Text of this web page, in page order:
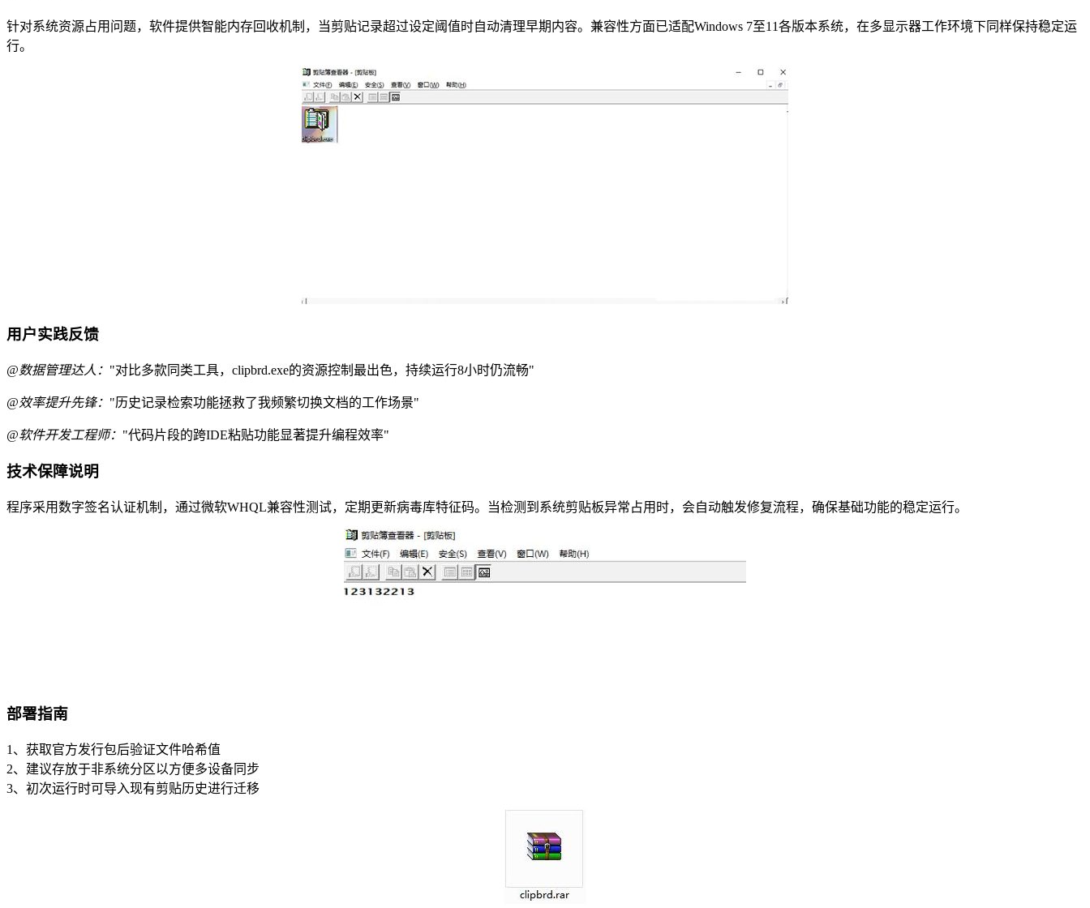
针对系统资源占用问题，软件提供智能内存回收机制，当剪贴记录超过设定阈值时自动清理早期内容。兼容性方面已适配Windows 7至11各版本系统，在多显示器工作环境下同样保持稳定运
行。
用户实践反馈
@数据管理达人： "对比多款同类工具，clipbrd.exe的资源控制最出色，持续运行8小时仍流畅"
@效率提升先锋： "历史记录检索功能拯救了我频繁切换文档的工作场景"
@软件开发工程师： "代码片段的跨IDE粘贴功能显著提升编程效率"
技术保障说明
程序采用数字签名认证机制，通过微软WHQL兼容性测试，定期更新病毒库特征码。当检测到系统剪贴板异常占用时，会自动触发修复流程，确保基础功能的稳定运行。
部署指南
1、获取官方发行包后验证文件哈希值
2、建议存放于非系统分区以方便多设备同步
3、初次运行时可导入现有剪贴历史进行迁移